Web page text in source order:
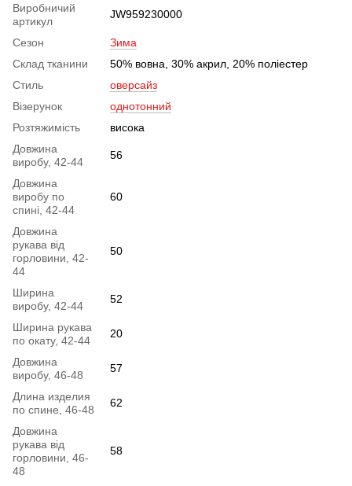
Виробничий
артикул
JW959230000
Сезон
Зима
Склад тканини
50% вовна, 30% акрил, 20% поліестер
Стиль
оверсайз
Візерунок
однотонний
Розтяжимість
висока
Довжина
виробу, 42-44
56
Довжина
виробу по
спині, 42-44
60
Довжина
рукава від
горловини, 42-
44
50
Ширина
виробу, 42-44
52
Ширина рукава
по окату, 42-44
20
Довжина
виробу, 46-48
57
Длина изделия
по спине, 46-48
62
Довжина
рукава від
горловини, 46-
48
58